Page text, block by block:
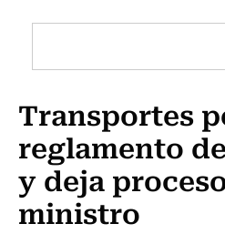
Cultura
Programas Radio y TV
Transportes
reglamento
y deja
ministro